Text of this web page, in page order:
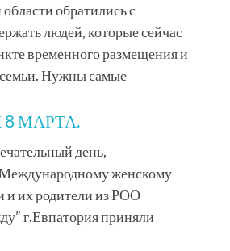
обратились с
людей, которые сейчас
временного размещения и
Нужны самые
8 МАРТА.
день,
женскому
и их родители из РОО
г.Евпатория приняли